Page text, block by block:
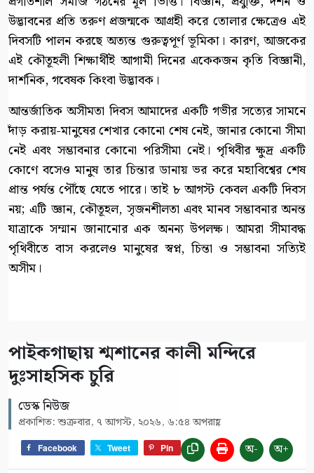
উদ্ভাবনের প্রতি তরুণ প্রজন্মকে আগ্রহী করে তোলার ক্ষেত্রেও এই
দিবসটি পালন করছে অত্যন্ত গুরুত্বপূর্ণ ভূমিকা। কারণ, আজকের
এই কৌতূহলী শিক্ষার্থীই আগামী দিনের একেকজন কৃতি বিজ্ঞানী,
দার্শনিক, গবেষক কিংবা উদ্ভাবক।
আন্তর্জাতিক অসীমতা দিবস আমাদের একটি গভীর সত্যের সামনে
দাঁড় করায়-মানুষের শেখার কোনো শেষ নেই, জানার কোনো সীমা
নেই এবং সম্ভাবনার কোনো পরিসীমা নেই। পৃথিবীর ক্ষুদ্র একটি
কোণে বসেও মানুষ তার চিন্তার ডানায় ভর করে মহাবিশ্বের শেষ
প্রান্ত পর্যন্ত পৌঁছে যেতে পারে। তাই ৮ আগস্ট কেবল একটি দিবস
নয়; এটি জ্ঞান, কৌতূহল, সৃজনশীলতা এবং মানব সম্ভাবনার অনন্ত
যাত্রাকে সম্মান জানানোর এক অনন্য উপলক্ষ। আমরা সীমাবদ্ধ
পৃথিবীতে বাস করলেও মানুষের স্বপ্ন, চিন্তা ও সম্ভাবনা সত্যিই
অসীম।
পাইকগাছায় শ্মশানের কালী মন্দিরে
দুঃসাহসিক চুরি
ডেস্ক নিউজ
প্রকাশিত: শুক্রবার, ৭ আগস্ট, ২০২৬, ৬:৫৪ অপরাহ্ণ
Facebook Tweet Pin অ- অ+